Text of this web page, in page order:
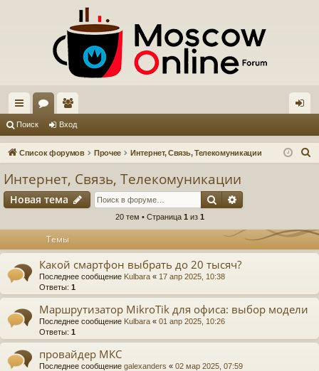
с
ы ум
ол
ьз
ат
ел
и
д
Поиск Вход
Список форумов Прочее Интернет, Связь, Телекомуникации
Интернет, Связь, Телекомуникации
Новая тема Поиск
20 тем • Страница 1 из 1
Темы
Какой смартфон выбрать до 20 тысяч?
Последнее сообщение Kulbara « 17 апр 2025, 10:38
Ответы: 1
Маршрутизатор MikroTik для офиса: выбор модели
Последнее сообщение Kulbara « 01 апр 2025, 10:26
Ответы: 1
провайдер МКС
Последнее сообщение galexanders « 02 мар 2025, 07:59